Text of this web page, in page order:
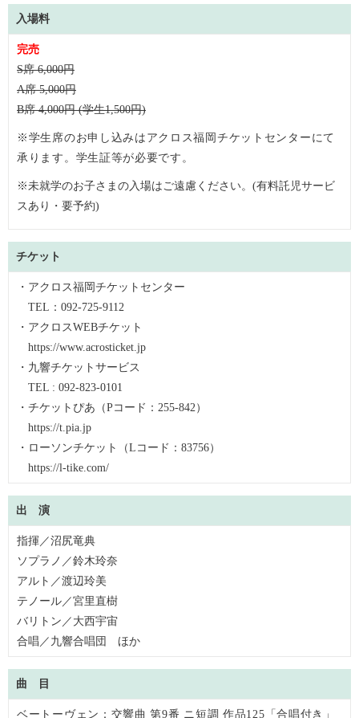
入場料
完売
S席 6,000円
A席 5,000円
B席 4,000円 (学生1,500円)
※学生席のお申し込みはアクロス福岡チケットセンターにて
承ります。学生証等が必要です。
※未就学のお子さまの入場はご遠慮ください。(有料託児サービ
スあり・要予約)
チケット
・アクロス福岡チケットセンター
TEL：092-725-9112
・アクロスWEBチケット
https://www.acrosticket.jp
・九響チケットサービス
TEL : 092-823-0101
・チケットぴあ（Pコード：255-842）
https://t.pia.jp
・ローソンチケット（Lコード：83756）
https://l-tike.com/
出 演
指揮／沼尻竜典
ソプラノ／鈴木玲奈
アルト／渡辺玲美
テノール／宮里直樹
バリトン／大西宇宙
合唱／九響合唱団 ほか
曲 目
ベートーヴェン：交響曲 第9番 ニ短調 作品125「合唱付き」